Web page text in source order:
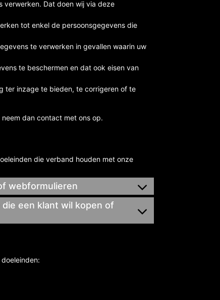
verwerken. Dat doen wij via deze
tot enkel de persoonsgegevens die
te verwerken in gevallen waarin uw
te beschermen en dat ook eisen van
ter inzage te bieden, te corrigeren of te
dan contact met ons op.
die verband houden met onze
webformulieren
een klant wil kopen of